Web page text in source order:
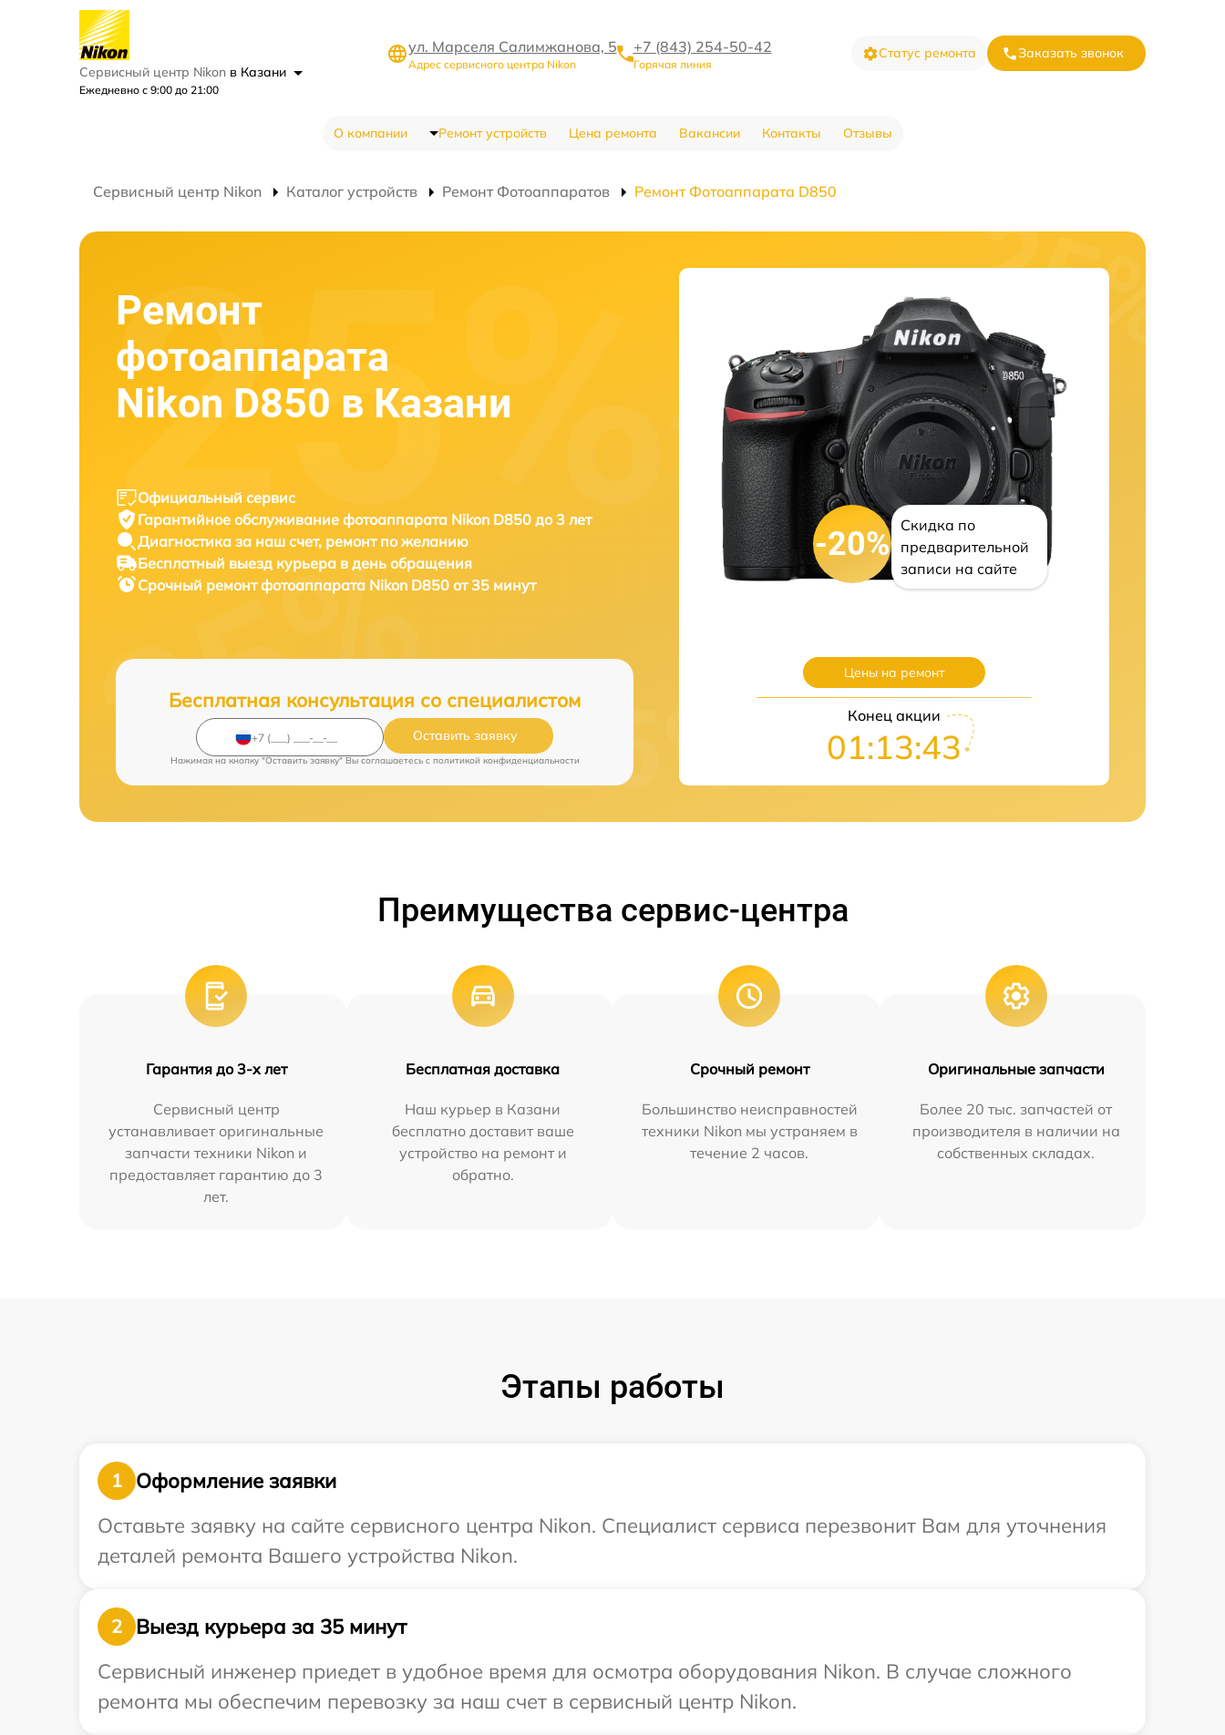
Сервисный центр Nikon в Казани
Ежедневно с 9:00 до 21:00
ул. Марселя Салимжанова, 5
Адрес сервисного центра Nikon
+7 (843) 254-50-42
Горячая линия
Статус ремонта Заказать звонок
О компании Ремонт устройств Цена ремонта Вакансии Контакты Отзывы
Сервисный центр Nikon Каталог устройств Ремонт Фотоаппаратов Ремонт Фотоаппарата D850
Ремонт
фотоаппарата
Nikon D850 в Казани
Официальный сервис
Гарантийное обслуживание фотоаппарата Nikon D850 до 3 лет
Диагностика за наш счет, ремонт по желанию
Бесплатный выезд курьера в день обращения
Срочный ремонтфотоаппарата Nikon D850 от 35 минут
Бесплатная консультация со специалистом
Оставить заявку
Нажимая на кнопку "Оставить заявку" Вы соглашаетесь c политикой конфиденциальности
-20%
Скидка по
предварительной
записи на сайте
Цены на ремонт
Конец акции
01:13:42
Преимущества сервис-центра
Гарантия до 3-х лет
Сервисный центр
устанавливает оригинальные
запчасти техники Nikon и
предоставляет гарантию до 3
лет.
Бесплатная доставка
Наш курьер в Казани
бесплатно доставит ваше
устройство на ремонт и
обратно.
Срочный ремонт
Большинство неисправностей
техники Nikon мы устраняем в
течение 2 часов.
Оригинальные запчасти
Более 20 тыс. запчастей от
производителя в наличии на
собственных складах.
Этапы работы
1
Оформление заявки
Оставьте заявку на сайте сервисного центра Nikon. Специалист сервиса перезвонит Вам для уточнения
деталей ремонта Вашего устройства Nikon.
2
Выезд курьера за 35 минут
Сервисный инженер приедет в удобное время для осмотра оборудования Nikon. В случае сложного
ремонта мы обеспечим перевозку за наш счет в сервисный центр Nikon.